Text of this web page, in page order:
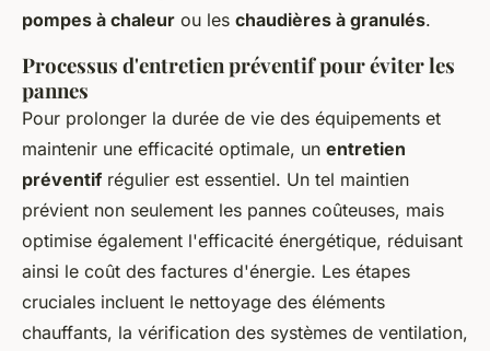
pompes à chaleur ou les chaudières à granulés.
Processus d'entretien préventif pour éviter les
pannes
Pour prolonger la durée de vie des équipements et
maintenir une efficacité optimale, un entretien
préventif régulier est essentiel. Un tel maintien
prévient non seulement les pannes coûteuses, mais
optimise également l'efficacité énergétique, réduisant
ainsi le coût des factures d'énergie. Les étapes
cruciales incluent le nettoyage des éléments
chauffants, la vérification des systèmes de ventilation,